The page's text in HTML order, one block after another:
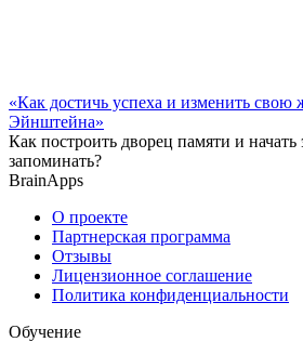
«Как достичь успеха и изменить свою
Эйнштейна»
Как построить дворец памяти и
запоминать?
BrainApps
О проекте
Партнерская программа
Отзывы
Лицензионное соглашение
Политика конфиденциальности
Обучение